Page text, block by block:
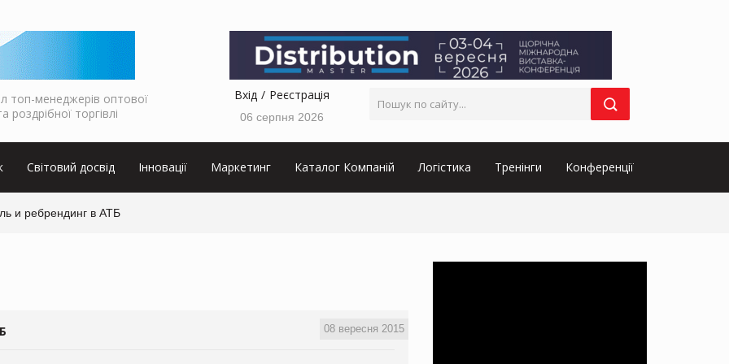
топ-менеджерів оптової
роздрібної торгівлі
Вхід Реєстрація
06 серпня 2026
Світовий досвід Інновації Маркетинг Каталог Компаній Логістика Тренінги Конференції
и ребрендинг в АТБ
08 вересня 2015